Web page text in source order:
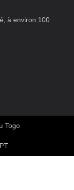
à environ 100
Togo